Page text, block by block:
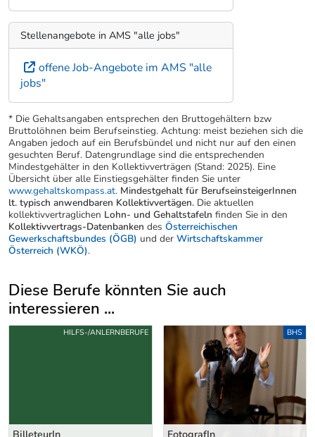
Stellenangebote in AMS "alle jobs"
offene Job-Angebote im AMS "alle
jobs"
* Die Gehaltsangaben entsprechen den Bruttogehältern bzw
Bruttolöhnen beim Berufseinstieg. Achtung: meist beziehen sich die
Angaben jedoch auf ein Berufsbündel und nicht nur auf den einen
gesuchten Beruf. Datengrundlage sind die entsprechenden
Mindestgehälter in den Kollektivverträgen (Stand: 2025). Eine
Übersicht über alle Einstiegsgehälter finden Sie unter
www.gehaltskompass.at. Mindestgehalt für BerufseinsteigerInnen
lt. typisch anwendbaren Kollektivvertägen. Die aktuellen
kollektivvertraglichen Lohn- und Gehaltstafeln finden Sie in den
Kollektivvertrags-Datenbanken des Österreichischen
Gewerkschaftsbundes (ÖGB) und der Wirtschaftskammer
Österreich (WKÖ).
Diese Berufe könnten Sie auch
interessieren ...
Uber weitere Berufsvorschläge BHS HILFS-/